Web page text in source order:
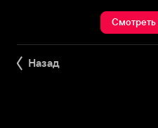
Смотреть
Назад